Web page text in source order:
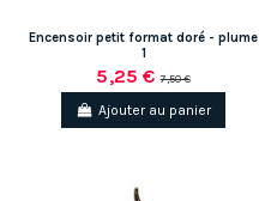
Encensoir petit format doré - plume
1
5,25 €7,50 €
Ajouter au panier